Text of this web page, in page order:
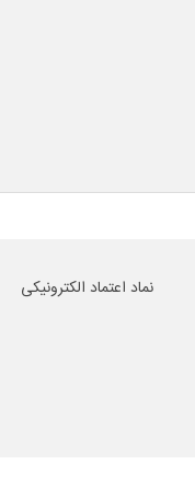
نماد اعتماد الکترونیکی